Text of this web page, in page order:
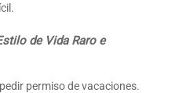
de Vida Raro e
permiso de vacaciones.